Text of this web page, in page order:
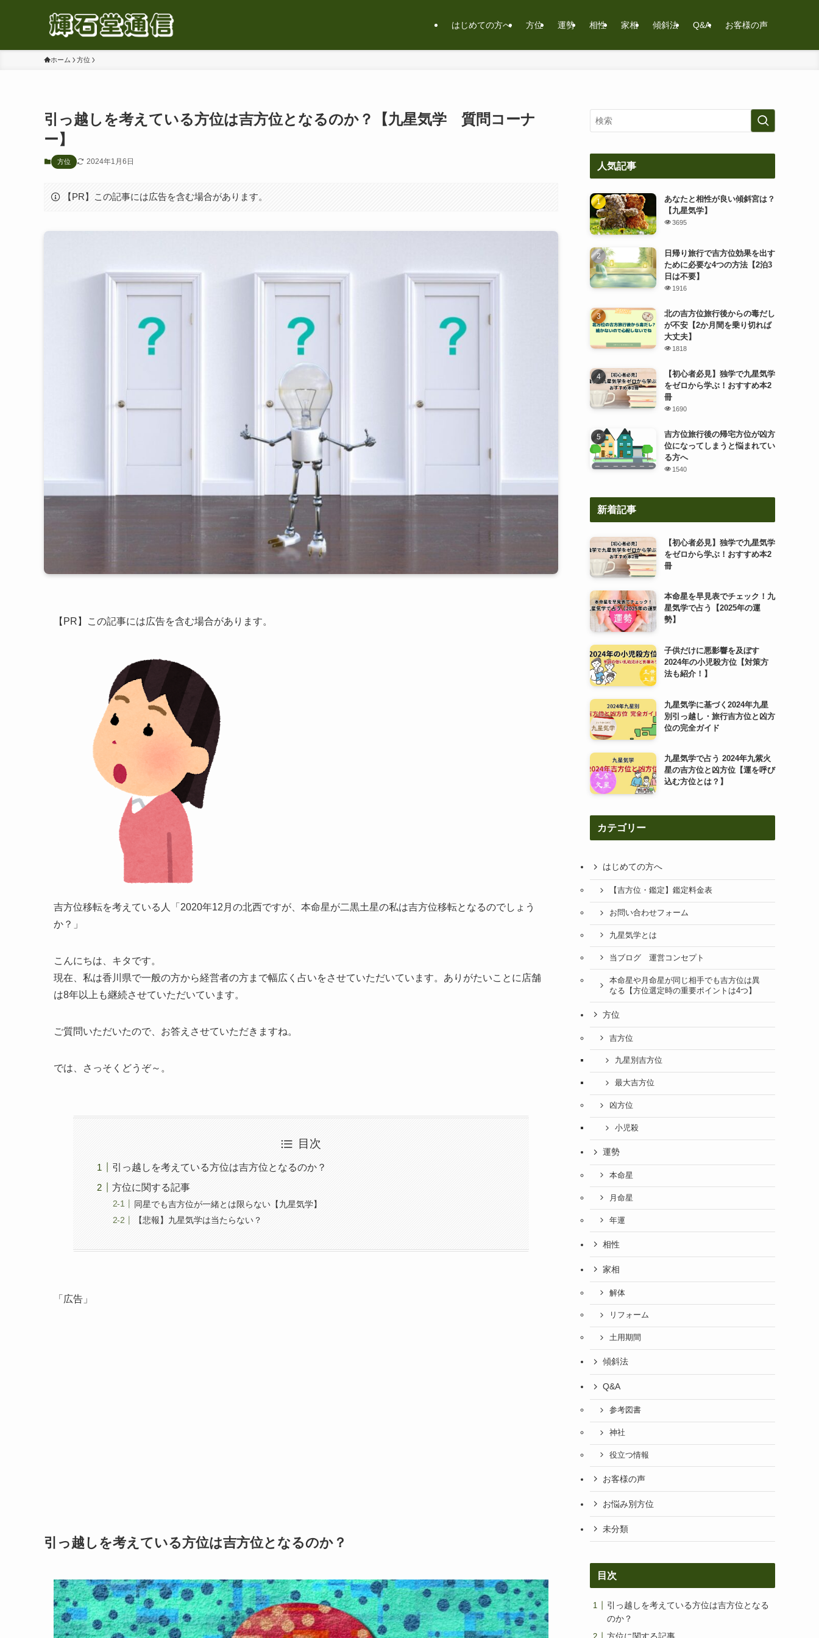
はじめての方へ 方位 運勢 相性 家相 傾斜法 Q&A お客様の声
ホーム 方位
引っ越しを考えている方位は吉方位となるのか？【九星気学 質問コーナ
ー】
方位 2024年1月6日
【PR】この記事には広告を含む場合があります。
【PR】この記事には広告を含む場合があります。
吉方位移転を考えている人
「2020年12月の北西ですが、本命星が二黒土星の私は吉方位移転となるのでしょう
か？」
こんにちは、キタです。
現在、私は香川県で一般の方から経営者の方まで幅広く占いをさせていただいています。ありがたいことに店舗
は8年以上も継続させていただいています。
ご質問いただいたので、お答えさせていただきますね。
では、さっそくどうぞ～。
目次
引っ越しを考えている方位は吉方位となるのか？
方位に関する記事
同星でも吉方位が一緒とは限らない【九星気学】
【悲報】九星気学は当たらない？
「広告」
引っ越しを考えている方位は吉方位となるのか？
人気記事
あなたと相性が良い傾斜宮は？
【九星気学】
3695
日帰り旅行で吉方位効果を出す
ために必要な4つの方法【2泊3
日は不要】
1916
北の吉方位旅行後からの毒だし
が不安【2か月間を乗り切れば
大丈夫】
1818
【初心者必見】独学で九星気学
をゼロから学ぶ！おすすめ本2
冊
1690
吉方位旅行後の帰宅方位が凶方
位になってしまうと悩まれてい
る方へ
1540
新着記事
【初心者必見】独学で九星気学
をゼロから学ぶ！おすすめ本2
冊
本命星を早見表でチェック！九
星気学で占う【2025年の運
勢】
子供だけに悪影響を及ぼす
2024年の小児殺方位【対策方
法も紹介！】
九星気学に基づく2024年九星
別引っ越し・旅行吉方位と凶方
位の完全ガイド
九星気学で占う 2024年九紫火
星の吉方位と凶方位【運を呼び
込む方位とは？】
カテゴリー
はじめての方へ
【吉方位・鑑定】鑑定料金表
お問い合わせフォーム
九星気学とは
当ブログ 運営コンセプト
本命星や月命星が同じ相手でも吉方位は異
なる【方位選定時の重要ポイントは4つ】
方位
吉方位
九星別吉方位
最大吉方位
凶方位
小児殺
運勢
本命星
月命星
年運
相性
家相
解体
リフォーム
土用期間
傾斜法
Q&A
参考図書
神社
役立つ情報
お客様の声
お悩み別方位
未分類
目次
引っ越しを考えている方位は吉方位となる
のか？